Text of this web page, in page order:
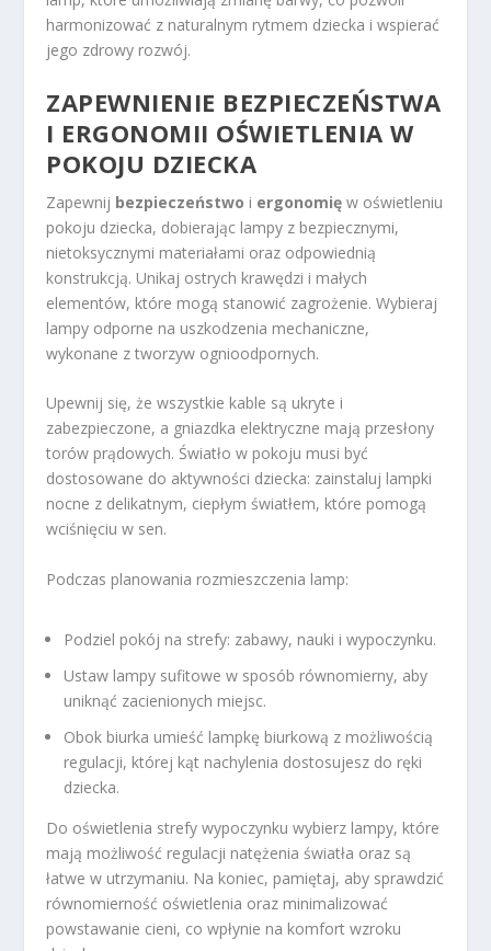
harmonizować z naturalnym rytmem dziecka i wspierać
jego zdrowy rozwój.
ZAPEWNIENIE BEZPIECZEŃSTWA
I ERGONOMII OŚWIETLENIA W
POKOJU DZIECKA
Zapewnij bezpieczeństwo i ergonomię w oświetleniu
pokoju dziecka, dobierając lampy z bezpiecznymi,
nietoksycznymi materiałami oraz odpowiednią
konstrukcją. Unikaj ostrych krawędzi i małych
elementów, które mogą stanowić zagrożenie. Wybieraj
lampy odporne na uszkodzenia mechaniczne,
wykonane z tworzyw ognioodpornych.
Upewnij się, że wszystkie kable są ukryte i
zabezpieczone, a gniazdka elektryczne mają przesłony
torów prądowych. Światło w pokoju musi być
dostosowane do aktywności dziecka: zainstaluj lampki
nocne z delikatnym, ciepłym światłem, które pomogą
wciśnięciu w sen.
Podczas planowania rozmieszczenia lamp:
Podziel pokój na strefy: zabawy, nauki i wypoczynku.
Ustaw lampy sufitowe w sposób równomierny, aby
uniknąć zacienionych miejsc.
Obok biurka umieść lampkę biurkową z możliwością
regulacji, której kąt nachylenia dostosujesz do ręki
dziecka.
Do oświetlenia strefy wypoczynku wybierz lampy, które
mają możliwość regulacji natężenia światła oraz są
łatwe w utrzymaniu. Na koniec, pamiętaj, aby sprawdzić
równomierność oświetlenia oraz minimalizować
powstawanie cieni, co wpłynie na komfort wzroku